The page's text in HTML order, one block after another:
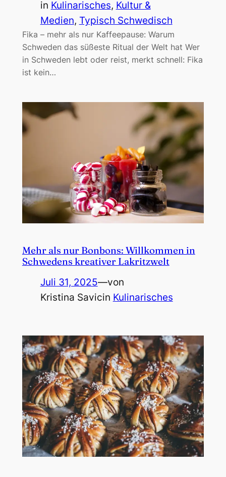
in Kulinarisches, Kultur &
Medien, Typisch Schwedisch
Fika – mehr als nur Kaffeepause: Warum
Schweden das süßeste Ritual der Welt hat Wer
in Schweden lebt oder reist, merkt schnell: Fika
ist kein…
Mehr als nur Bonbons: Willkommen in
Schwedens kreativer Lakritzwelt
Juli 31, 2025—von
Kristina Savicin Kulinarisches